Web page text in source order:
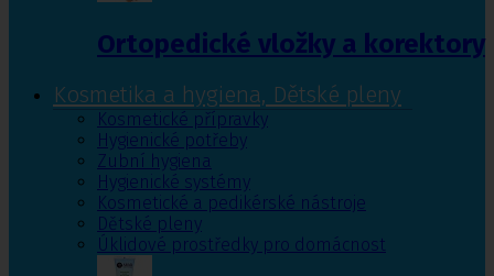
Ortopedické vložky a korektory
Kosmetika a hygiena, Dětské pleny
Kosmetické přípravky
Hygienické potřeby
Zubní hygiena
Hygienické systémy
Kosmetické a pedikérské nástroje
Dětské pleny
Úklidové prostředky pro domácnost